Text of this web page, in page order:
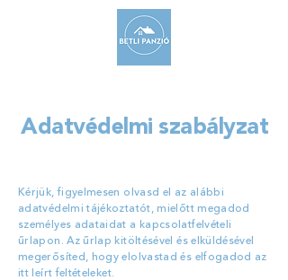
Adatvédelmi szabályzat
​Kérjük, figyelmesen olvasd el az alábbi
adatvédelmi tájékoztatót, mielőtt megadod
személyes adataidat a kapcsolatfelvételi
űrlapon. Az űrlap kitöltésével és elküldésével
megerősíted, hogy elolvastad és elfogadod az
itt leírt feltételeket.